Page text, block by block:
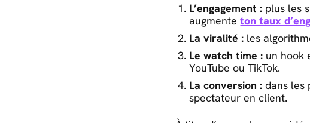
L’engagement : plus les
augmenteton taux
La viralité : les
Le watch time : un hook
YouTube ou TikTok.
La conversion : dans les
spectateur en client.